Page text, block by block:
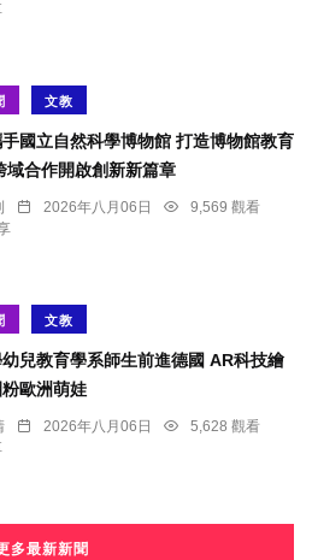
文教
國立自然科學博物館 打造博物館教育
域合作開啟創新新篇章
2026年八月06日
9,569 觀看
文教
兒教育學系師生前進德國 AR科技繪
歐洲萌娃
2026年八月06日
5,628 觀看
多最新新聞